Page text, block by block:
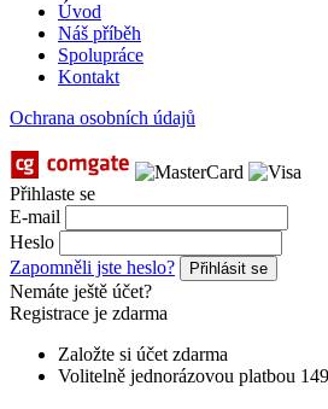
Úvod
Náš příběh
Spolupráce
Kontakt
Ochrana osobních údajů
Přihlaste se
E-mail
Heslo
Zapomněli jste heslo?
Přihlásit se
Nemáte ještě účet?
Registrace je zdarma
Založte si účet zdarma
Volitelně jednorázovou platbou